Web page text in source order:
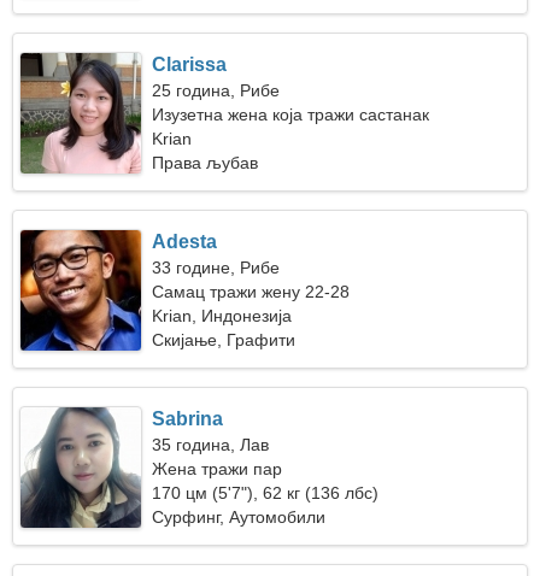
Clarissa
25 година, Рибе
Изузетна жена која тражи састанак
Krian
Права љубав
Adesta
33 године, Рибе
Самац тражи жену 22-28
Krian, Индонезија
Скијање, Графити
Sabrina
35 година, Лав
Жена тражи пар
170 цм (5'7"), 62 кг (136 лбс)
Сурфинг, Аутомобили